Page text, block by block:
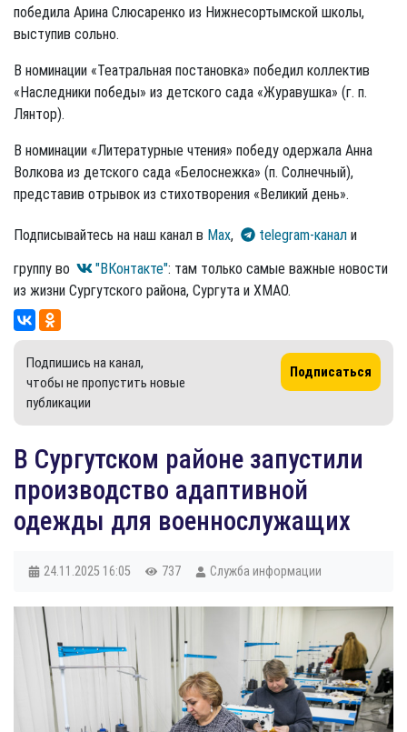
победила Арина Слюсаренко из Нижнесортымской школы,
выступив сольно.
В номинации «Театральная постановка» победил коллектив
«Наследники победы» из детского сада «Журавушка» (г. п.
Лянтор).
В номинации «Литературные чтения» победу одержала Анна
Волкова из детского сада «Белоснежка» (п. Солнечный),
представив отрывок из стихотворения «Великий день».
Подписывайтесь на наш канал в Max, telegram-канал и
группу во
"ВКонтакте": там только самые важные новости
из жизни Сургутского района, Сургута и ХМАО.
Подпишись на канал,
чтобы не пропустить новые
публикации
Подписаться
В Сургутском районе запустили
производство адаптивной
одежды для военнослужащих
24.11.2025 16:05 737 Служба информации